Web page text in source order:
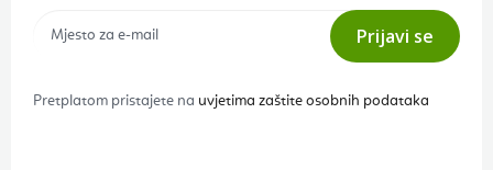
Prijavi se
Pretplatom pristajete na uvjetima zaštite osobnih podataka